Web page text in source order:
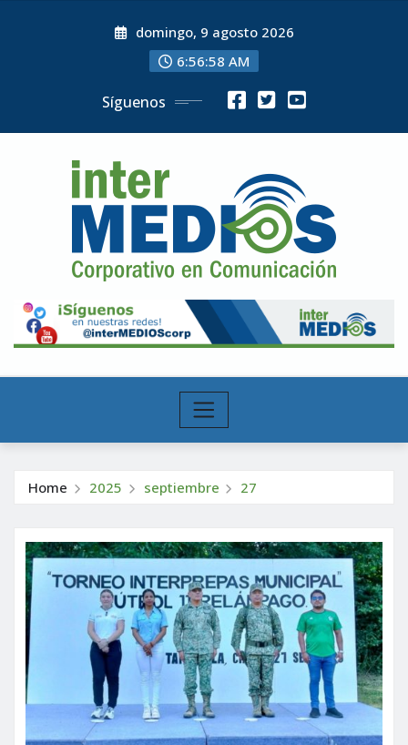
domingo, 9 agosto 2026
6:56:59 AM
Síguenos
Home 2025 septiembre 27